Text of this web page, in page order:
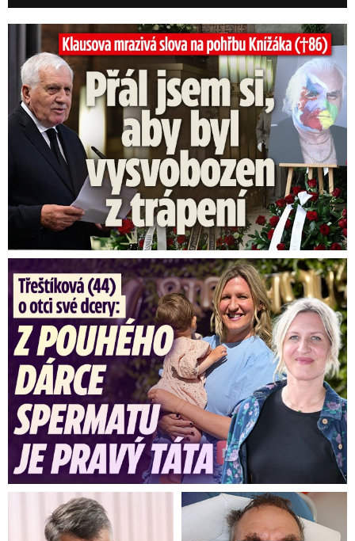
Klausova mrazivá slova na pohřbu Knížáka: Přál jsem si...
Třeštíková (44) o otci dcery: Z dárce spermatu pravý táta